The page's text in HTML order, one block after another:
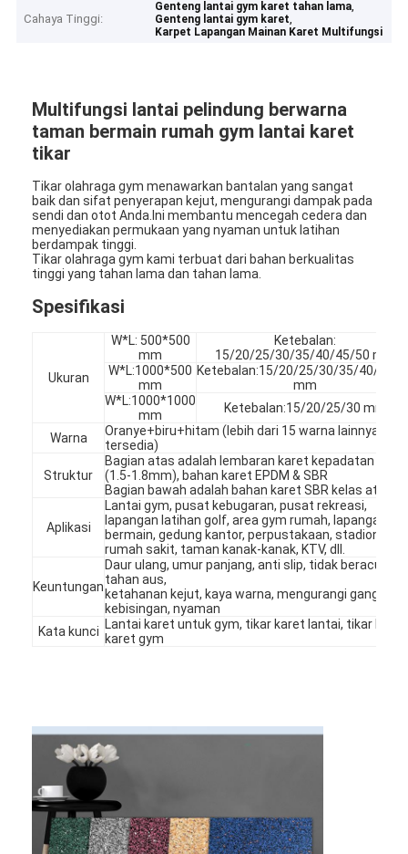
Cahaya Tinggi:
Genteng lantai gym karet tahan lama,
Genteng lantai gym karet,
Karpet Lapangan Mainan Karet Multifungsi
Multifungsi lantai pelindung berwarna
taman bermain rumah gym lantai karet
tikar
Tikar olahraga gym menawarkan bantalan yang sangat
baik dan sifat penyerapan kejut, mengurangi dampak pada
sendi dan otot Anda.Ini membantu mencegah cedera dan
menyediakan permukaan yang nyaman untuk latihan
berdampak tinggi.
Tikar olahraga gym kami terbuat dari bahan berkualitas
tinggi yang tahan lama dan tahan lama.
Spesifikasi
Ukuran
W*L: 500*500
mm
Ketebalan:
15/20/25/30/35/40/45/50 mm
W*L:1000*500
mm
Ketebalan:15/20/25/30/35/40/45/
mm
W*L:1000*1000
mm
Ketebalan:15/20/25/30 mm
Warna
Oranye+biru+hitam (lebih dari 15 warna lainnya
tersedia)
Struktur
Bagian atas adalah lembaran karet kepadatan
(1.5-1.8mm), bahan karet EPDM & SBR
Bagian bawah adalah bahan karet SBR kelas atas
Aplikasi
Lantai gym, pusat kebugaran, pusat rekreasi,
lapangan latihan golf, area gym rumah, lapangan
bermain, gedung kantor, perpustakaan, stadion,
rumah sakit, taman kanak-kanak, KTV, dll.
Keuntungan
Daur ulang, umur panjang, anti slip, tidak beracun,
tahan aus,
ketahanan kejut, kaya warna, mengurangi gangguan
kebisingan, nyaman
Kata kunci Lantai karet untuk gym, tikar karet lantai, tikar lantai
karet gym